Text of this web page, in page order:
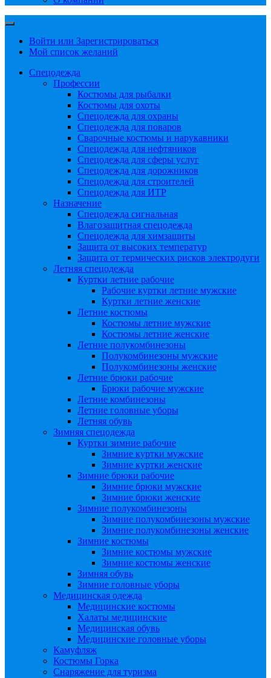
Войти или Зарегистрироваться
Мой список желаний
Спецодежда
Профессии
Костюмы для рыбалки
Костюмы для охоты
Спецодежда для охраны
Спецодежда для поваров
Сварочные костюмы и нарукавники
Спецодежда для нефтяников
Спецодежда для сферы услуг
Спецодежда для дорожников
Спецодежда для строителей
Спецодежда для ИТР
Назначение
Спецодежда сигнальная
Влагозащитная спецодежда
Спецодежда для химзащиты
Защита от высоких температур
Защита от термических рисков электродуги
Летняя спецодежда
Куртки летние рабочие
Рабочие куртки летние мужские
Куртки летние женские
Летние костюмы
Костюмы летние мужские
Костюмы летние женские
Летние полукомбинезоны
Полукомбинезоны мужские
Полукомбинезоны женские
Летние брюки рабочие
Брюки рабочие мужские
Летние комбинезоны
Летние головные уборы
Летняя обувь
Зимняя спецодежда
Куртки зимние рабочие
Зимние куртки мужские
Зимние куртки женские
Зимние брюки рабочие
Зимние брюки мужские
Зимние брюки женские
Зимние полукомбинезоны
Зимние полукомбинезоны мужские
Зимние полукомбинезоны женские
Зимние костюмы
Зимние костюмы мужские
Зимние костюмы женские
Зимняя обувь
Зимние головные уборы
Медицинская одежда
Медицинские костюмы
Халаты медицинские
Медицинская обувь
Медицинские головные уборы
Камуфляж
Костюмы Горка
Снаряжение для туризма